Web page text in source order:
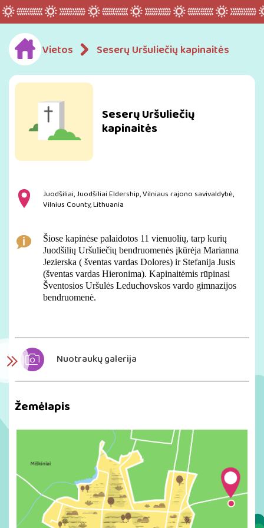
Vietos Seserų Uršuliečių kapinaitės
Seserų Uršuliečių
kapinaitės
Juodšiliai, Juodšiliai Eldership, Vilniaus rajono savivaldybė,
Vilnius County, Lithuania
Šiose kapinėse palaidotos 11 vienuolių, tarp kurių
Juodšilių Uršuliečių bendruomenės įkūrėja Marianna
Jezierska ( šventas vardas Dolores) ir Stefanija Jusis
(šventas vardas Hieronima). Kapinaitėmis rūpinasi
Šventosios Uršulės Leduchovskos vardo gimnazijos
bendruomenė.
Nuotraukų galerija
Žemėlapis